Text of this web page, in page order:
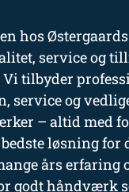
hos
service og
tilbyder
service og
– altid med
løsning for
års erfaring
godt håndværk